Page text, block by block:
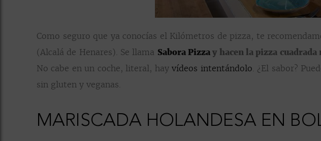
Como seguro que ya conocías el Kilómetros de pizza, te
(Alcalá de Henares). Se llama Sabora Pizzay hacen la pizza cuadrada
No cabe en un coche, literal, hayvídeos intentándolo. ¿El sabor?
sin gluten y veganas.
MARISCADA HOLANDESA EN